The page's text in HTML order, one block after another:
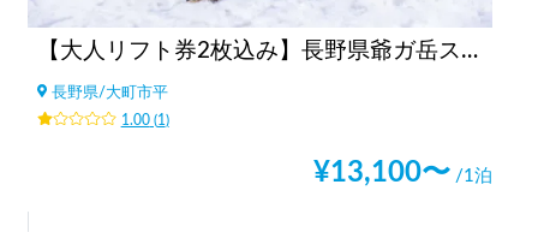
【大人リフト券2枚込み】長野県爺ガ岳スキー場
長野県/大町市平
1.00(1 )
¥13,100〜 /1泊